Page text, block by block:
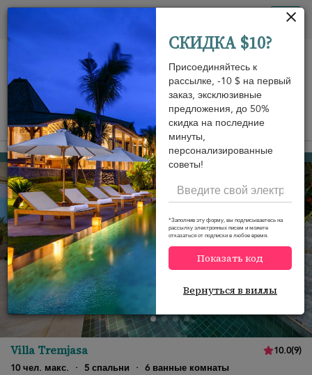
View on map
Plai Laem beach
Villa Tremjasa 10.0(9)
10 чел. макс.
· 5 спальни · 6 ванные комнаты
СКИДКА $10?
Присоединяйтесь к
рассылке, -10 $ на первый
заказ, эксклюзивные
предложения, до 50%
скидка на последние
минуты,
персонализированные
советы!
*Заполнив эту форму, вы подписываетесь на
рассылку электронных писем и можете
отказаться от подписки в любое время.
Показать код
Вернуться в виллы
Панель управления cookies